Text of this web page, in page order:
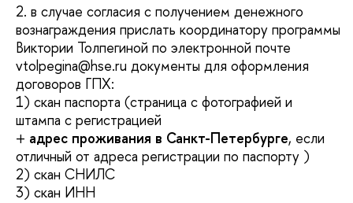
2. в случае согласия с получением денежного
вознаграждения прислать координатору программы
Виктории Толпегиной по электронной почте
vtolpegina@hse.ru документы для оформления
договоров ГПХ:
1) скан паспорта (страница с фотографией и
штампа с регистрацией
+ адрес проживания в Санкт-Петербурге, если
отличный от адреса регистрации по паспорту )
2) скан СНИЛС
3) скан ИНН